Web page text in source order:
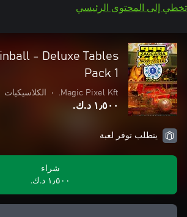
تخطي إلى المحتوى الرئيسي
- Deluxe Tables
Pack 1
Magic Pixel Kft.
• الكلاسيكيات
١٫٥٠٠ د.ك.‏
يتطلب توفر لعبة
شراء
١٫٥٠٠ د.ك.‏